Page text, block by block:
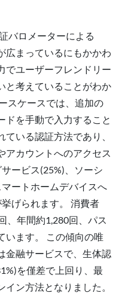
バロメーターによる
広まっているにもかかわ
でユーザーフレンドリー
と考えていることがわか
スケースでは、追加の
ドを手動で入力すること
いる認証方法であり、
アカウントへのアクセス
ービス(25%)、ソーシ
ートホームデバイスへ
げられます。 消費者
、年間約1,280回、パス
います。 この傾向の唯
金融サービスで、生体認
を僅差で上回り、最
ン方法となりました。